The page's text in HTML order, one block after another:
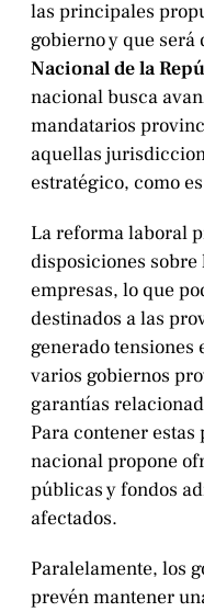
las principales
gobierno y que será
Nacional de la
nacional busca
mandatarios
aquellas
estratégico, como
La reforma laboral
disposiciones
empresas, lo que
destinados a las
generado tensiones
varios gobiernos
garantías
Para contener
nacional propone
públicas y fondos
afectados.
Paralelamente, los
prevén mantener